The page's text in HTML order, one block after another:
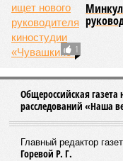
1
Общероссийская
расследований «Наша
Главный редактор
Горевой Р. Г.